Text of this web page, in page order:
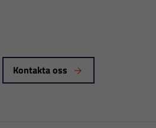
Kontakta oss